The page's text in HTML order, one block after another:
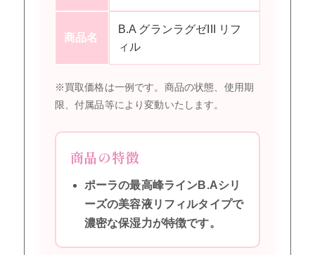
商品名
B.A グランラグゼIII リフ
ィル
※買取価格は一例です。商品の状態、使用期
限、付属品等により変動いたします。
商品の特徴
ポーラの最高峰ラインB.Aシリ
ーズの美容液リフィルタイプで
濃密な保湿力が特徴です。